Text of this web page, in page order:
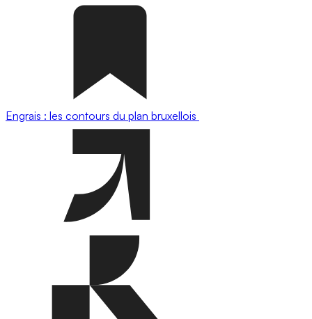
Engrais : les contours du plan bruxellois